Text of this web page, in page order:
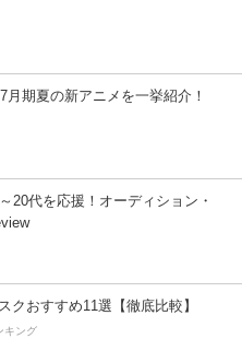
月期夏の新アニメを一挙紹介！
20代を応援！オーディション・
クおすすめ11選【徹底比較】
キング